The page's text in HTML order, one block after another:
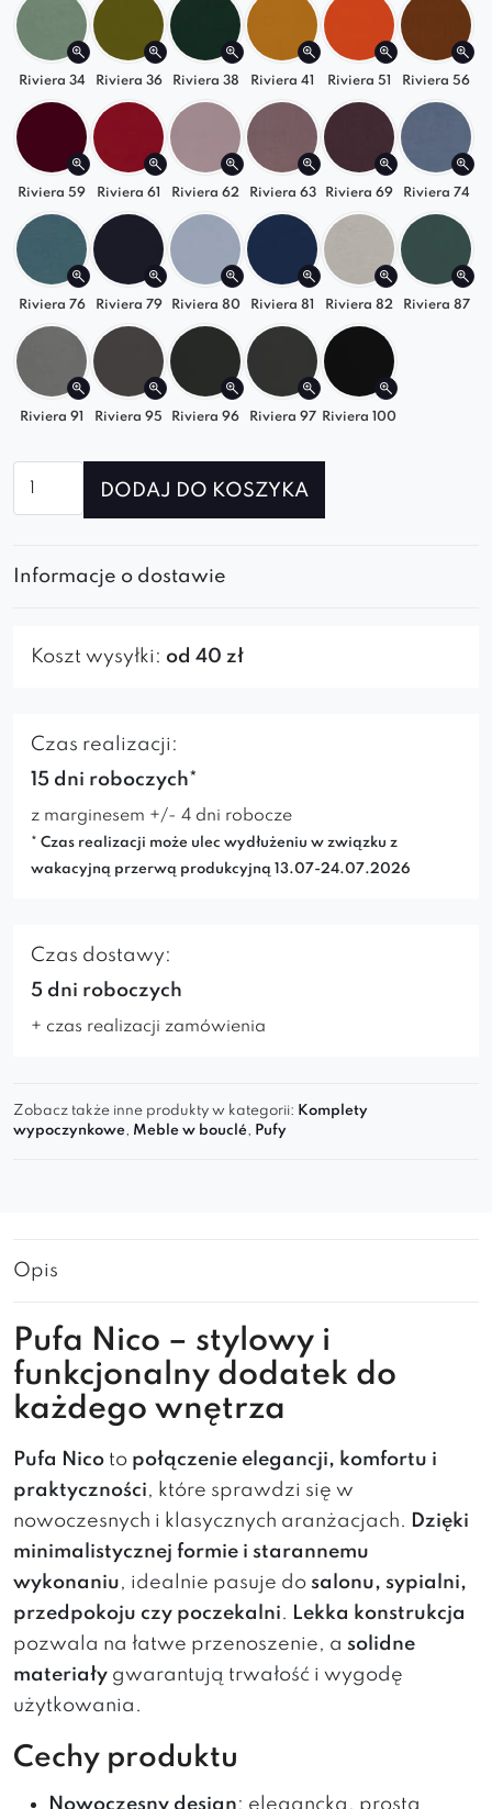
akcenty, z pewnością zyskają na uroku dzięki
pufie Nico.
* Mebel na zdjęciu wykonany jest w tkanie bouclé
(za dodatkową opłatą)
mebel posiada nieregularny kształt.
Riviera 34 Riviera 36 Riviera 38 Riviera 41 Riviera 51 Riviera 56
Riviera 59 Riviera 61 Riviera 62 Riviera 63 Riviera 69 Riviera 74
Riviera 76 Riviera 79 Riviera 80 Riviera 81 Riviera 82 Riviera 87
Riviera 91 Riviera 95 Riviera 96 Riviera 97 Riviera 100
Pufa
DODAJ DO KOSZYKA
Informacje o dostawie
Koszt wysyłki: od 40 zł
Czas realizacji:
15 dni roboczych*
z marginesem +/- 4 dni robocze
* Czas realizacji może ulec wydłużeniu w związku z
wakacyjną przerwą produkcyjną 13.07-24.07.2026
Czas dostawy:
5 dni roboczych
+ czas realizacji zamówienia
Zobacz także inne produkty w kategorii: Komplety
wypoczynkowe, Meble w bouclé, Pufy
Opis
Pufa Nico – stylowy i
funkcjonalny dodatek do
każdego wnętrza
Pufa Nico to połączenie elegancji, komfortu i
praktyczności, które sprawdzi się w
nowoczesnych i klasycznych aranżacjach. Dzięki
minimalistycznej formie i starannemu
wykonaniu, idealnie pasuje do salonu, sypialni,
przedpokoju czy poczekalni. Lekka konstrukcja
pozwala na łatwe przenoszenie, a solidne
materiały gwarantują trwałość i wygodę
użytkowania.
Cechy produktu
Nowoczesny design: elegancka, prosta